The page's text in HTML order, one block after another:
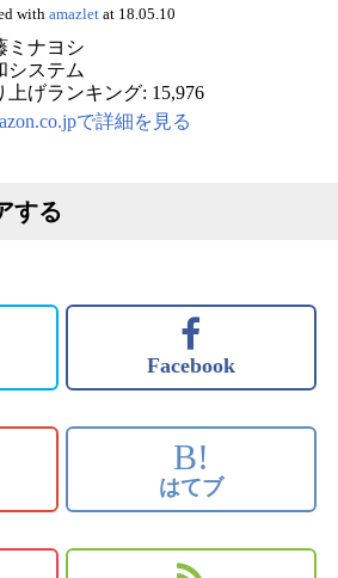
with amazlet at 18.05.10
ミナヨシ
システム
上げランキング: 15,976
で詳細を見る
する
Facebook
B!
はてブ